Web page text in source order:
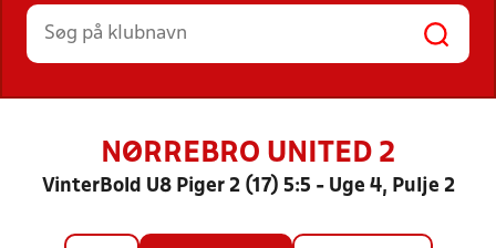
HOLD
NØRREBRO UNITED 2
VinterBold U8 Piger 2 (17) 5:5 - Uge 4, Pulje 2